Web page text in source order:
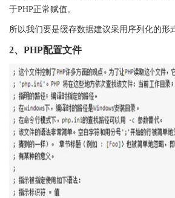
于PHP正常赋值。
所以我们要是缓存数据建议采用序列化的形
2、 PHP配置文件